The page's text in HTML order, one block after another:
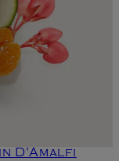
D'Amalfi